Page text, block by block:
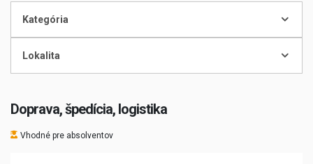
Kategória
Lokalita
Doprava, špedícia, logistika
Vhodné pre absolventov